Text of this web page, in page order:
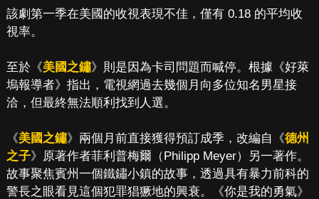
該劇第一季在美國的收視表現不佳，僅有 0.18 的平均收
視率。
至於《美國之鏽》則是因為卡司問題而喊停。根據《好萊
塢報導者》指出，電視網過去幾個月向多位知名男星接
洽，但最終無法順利找到人選。
《美國之鏽》兩個月前直接獲得預訂成季，改編自《德州
之子》原著作者菲利普梅爾（Philipp Meyer）另一著作。
故事聚焦賓州一個鐵鏽小鎮的故事，透過具有暴力前科的
警長之眼看見這個犯罪猖獗地的興衰。《你是我的勇氣》